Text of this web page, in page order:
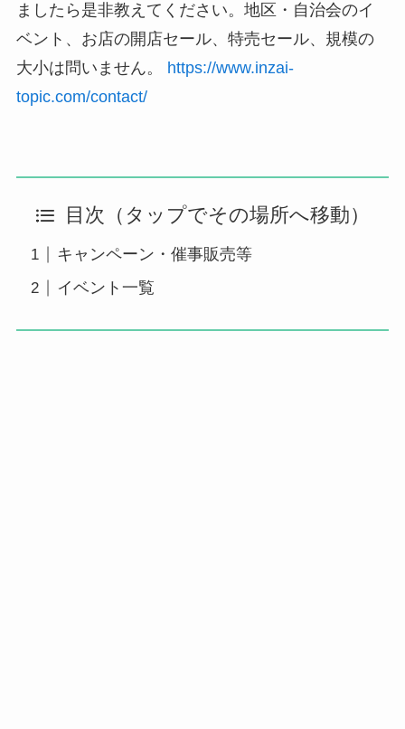
ましたら是非教えてください。地区・自治会のイ
ベント、お店の開店セール、特売セール、規模の
大小は問いません。
https://www.inzai-
topic.com/contact/
目次（タップでその場所へ移動）
キャンペーン・催事販売等
イベント一覧